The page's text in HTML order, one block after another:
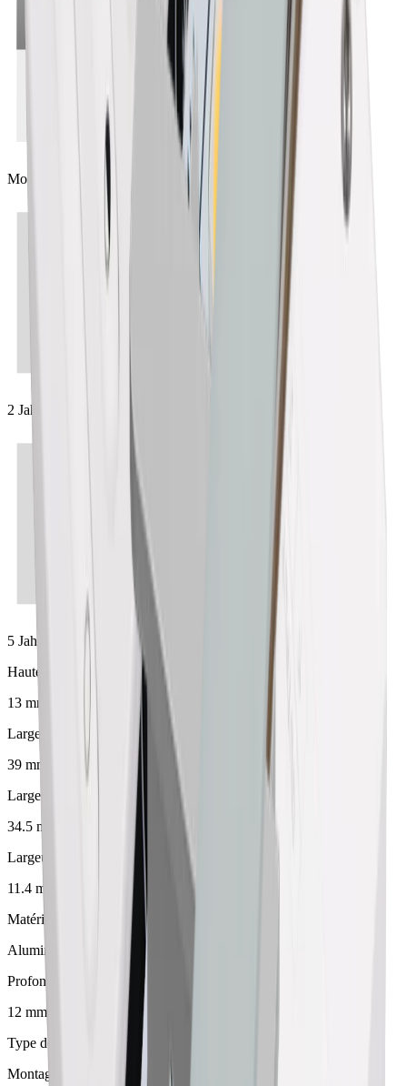
Montage
2 Jahre
5 Jahre
Hauteur
13 mm
Largeur
39 mm
Largeur de montage
34.5 mm
Largeur max. pour LED
11.4 mm
Matériel
Aluminium
Profondeur d'encastrement
12 mm
Type de montage
Montage